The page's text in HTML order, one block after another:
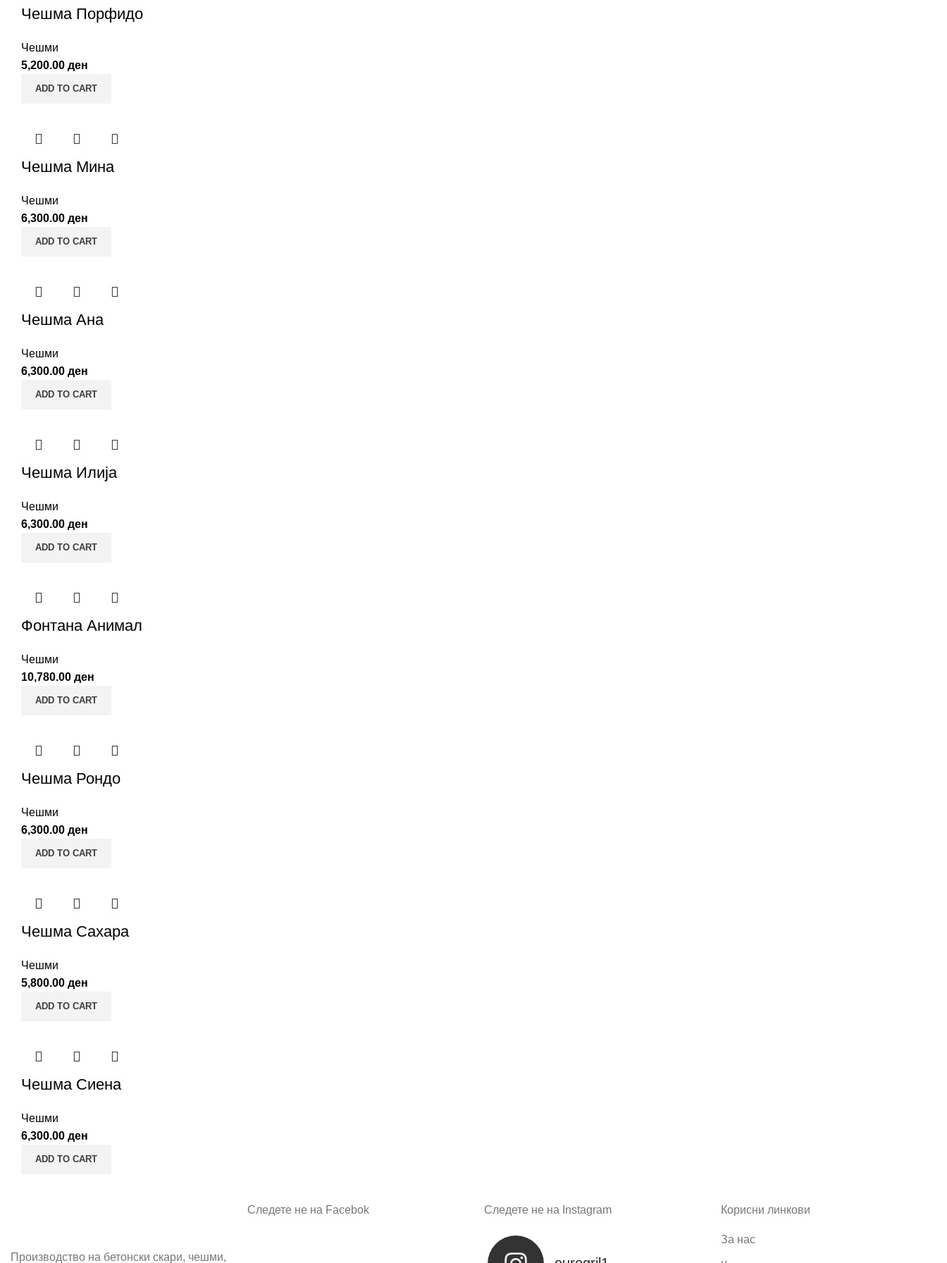
Чешма Порфидо
Чешми
5,200.00 ден
ADD TO CART
Чешма Мина
Чешми
6,300.00 ден
ADD TO CART
Чешма Ана
Чешми
6,300.00 ден
ADD TO CART
Чешма Илија
Чешми
6,300.00 ден
ADD TO CART
Фонтана Анимал
Чешми
10,780.00 ден
ADD TO CART
Чешма Рондо
Чешми
6,300.00 ден
ADD TO CART
Чешма Сахара
Чешми
5,800.00 ден
ADD TO CART
Чешма Сиена
Чешми
6,300.00 ден
ADD TO CART
Производство на бетонски скари, чешми,
Следете не на Facebok Следете не на Instagram Корисни линкови
За нас